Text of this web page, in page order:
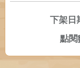
下架日
點閱